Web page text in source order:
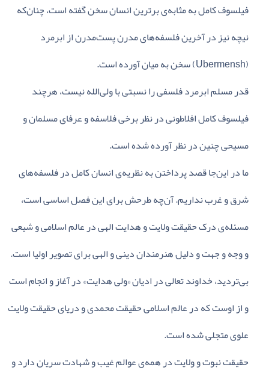
فیلسوف‌ کامل‌ به‌ مثابه‌ی‌ برترین‌ انسان‌ سخن‌ گفته‌ است‌، چنان‌که‌
نیچه‌ نیز در آخرین‌ فلسفه‌های‌ مدرن‌ پست‌مدرن‌ از ابرمرد
(Ubermensh) سخن‌ به‌ میان‌ آورده‌ است‌.
قدر مسلم‌ ابرمرد فلسفی‌ را نسبتی‌ با ولی‌الله‌ نیست‌، هرچند
فیلسوف‌ کامل‌ افلاطونی‌ در نظر برخی‌ فلاسفه‌ و عرفای‌ مسلمان‌ و
مسیحی‌ چنین‌ در نظر آورده‌ شده‌ است‌.
ما در این‌جا قصد پرداختن‌ به‌ نظریه‌ی‌ انسان‌ کامل‌ در فلسفه‌های‌
شرق‌ و غرب‌ نداریم‌. آن‌چه‌ طرحش‌ برای‌ این‌ فصل‌ اساسی‌ است‌،
مسئله‌ی‌ درک‌ حقیقت‌ ولایت‌ و هدایت‌ الهی‌ در عالم‌ اسلامی‌ و شیعی‌
و وجه‌ و جهت‌ و دلیل‌ هنرمندان‌ دینی‌ و الهی‌ برای‌ تصویر اولیا است‌.
بی‌تردید، خداوند تعالی‌ در ادیان‌ «ولی‌ هدایت‌» در آغاز و انجام‌ است‌
و از اوست‌ که‌ در عالم‌ اسلامی‌ حقیقت‌ محمدی‌ و دریای‌ حقیقت‌ ولایت‌
علوی‌ متجلی‌ شده‌ است‌.
حقیقت‌ نبوت‌ و ولایت‌ در همه‌ی‌ عوالم‌ غیب‌ و شهادت‌ سریان‌ دارد و